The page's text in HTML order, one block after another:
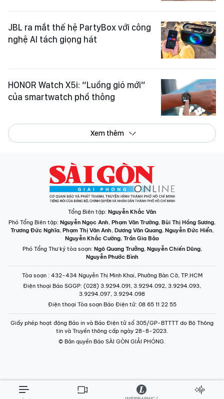
JBL ra mắt thế hệ PartyBox với công
nghệ AI tách giọng hát
HONOR Watch X5i: “Luồng gió mới”
của smartwatch phổ thông
Xem thêm
Tổng Biên tập: Nguyễn Khắc Văn
Phó Tổng Biên tập: Nguyễn Ngọc Anh, Phạm Văn Trường, Bùi Thị Hồng Sương,
Trương Đức Nghĩa, Phạm Thị Vân Anh, Dương Văn Quang, Nguyễn Đức Hiển,
Nguyễn Khắc Cường, Trần Gia Bảo
Phó Tổng Thư ký tòa soạn: Ngô Quang Trưởng, Nguyễn Chiến Dũng,
Nguyễn Phước Bình
Tòa soạn : 432-434 Nguyễn Thị Minh Khai, Phường Bàn Cờ, TP.HCM
Điện thoại Báo SGGP: (028) 3.9294.091, 3.9294.092, 3.9294.093,
3.9294.097, 3.9294.098
Điện thoại Tòa soạn Báo Điện tử: 08 65 11 22 55
Giấy phép hoạt động Báo in và Báo Điện tử số 305/GP-BTTTT do Bộ Thông
tin và Truyền thông cấp ngày 28-8-2023.
© Bản quyền Báo SÀI GÒN GIẢI PHÓNG.